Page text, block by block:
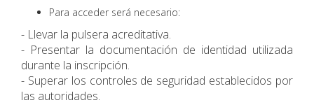
Para acceder será necesario:
- Llevar la pulsera acreditativa.
- Presentar la documentación de identidad utilizada
durante la inscripción.
- Superar los controles de seguridad establecidos por
las autoridades.